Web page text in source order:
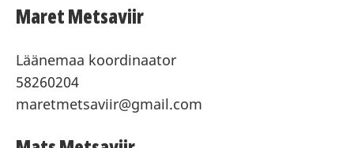
Maret Metsaviir
Läänemaa koordinaator
58260204
maretmetsaviir@gmail.com